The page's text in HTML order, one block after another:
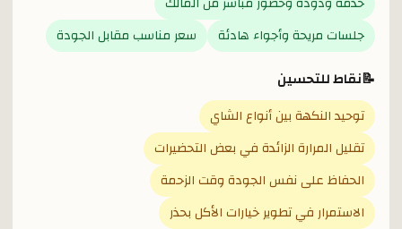
جلسات مريحة وأجواء هادئة
سعر مناسب مقابل الجودة
📝نقاط للتحسين
توحيد النكهة بين أنواع الشاي
تقليل المرارة الزائدة في بعض التحضيرات
الحفاظ على نفس الجودة وقت الزحمة
الاستمرار في تطوير خيارات الأكل بحذر